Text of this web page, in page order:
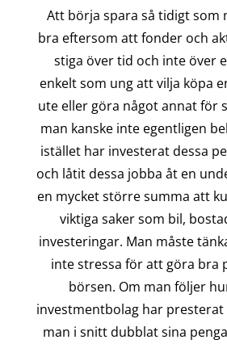
Att börja spara så tidigt som
bra eftersom att fonder och
stiga över tid och inte över
enkelt som ung att vilja köpa
ute eller göra något annat för
man kanske inte egentligen
istället har investerat dessa
och låtit dessa jobba åt en
en mycket större summa att
viktiga saker som bil,
investeringar. Man måste
inte stressa för att göra bra
börsen. Om man följer
investmentbolag har
man i snitt dubblat sina